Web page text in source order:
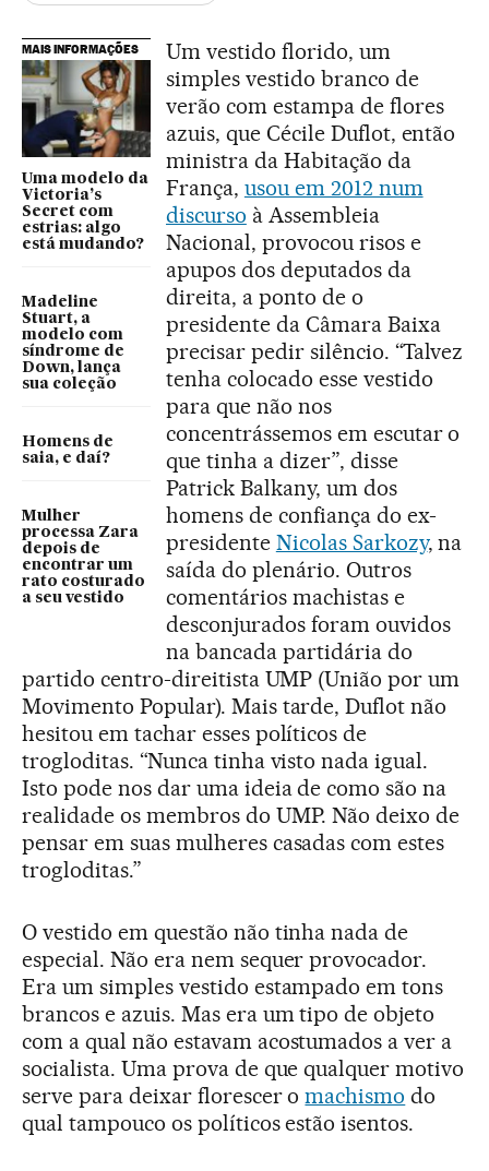
MAIS INFORMAÇÕES
Uma modelo da
Victoria’s
Secret com
estrias: algo
está mudando?
Madeline
Stuart, a
modelo com
síndrome de
Down, lança
sua coleção
Homens de
saia, e daí?
Mulher
processa Zara
depois de
encontrar um
rato costurado
a seu vestido
Um vestido florido, um
simples vestido branco de
verão com estampa de flores
azuis, que Cécile Duflot, então
ministra da Habitação da
França, usou em 2012 num
discurso à Assembleia
Nacional, provocou risos e
apupos dos deputados da
direita, a ponto de o
presidente da Câmara Baixa
precisar pedir silêncio. “Talvez
tenha colocado esse vestido
para que não nos
concentrássemos em escutar o
que tinha a dizer”, disse
Patrick Balkany, um dos
homens de confiança do ex-
presidente Nicolas Sarkozy, na
saída do plenário. Outros
comentários machistas e
desconjurados foram ouvidos
na bancada partidária do
partido centro-direitista UMP (União por um
Movimento Popular). Mais tarde, Duflot não
hesitou em tachar esses políticos de
trogloditas. “Nunca tinha visto nada igual.
Isto pode nos dar uma ideia de como são na
realidade os membros do UMP. Não deixo de
pensar em suas mulheres casadas com estes
trogloditas.”
O vestido em questão não tinha nada de
especial. Não era nem sequer provocador.
Era um simples vestido estampado em tons
brancos e azuis. Mas era um tipo de objeto
com a qual não estavam acostumados a ver a
socialista. Uma prova de que qualquer motivo
serve para deixar florescer omachismo do
qual tampouco os políticos estão isentos.